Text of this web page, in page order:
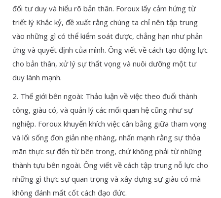
đổi tư duy và hiểu rõ bản thân. Foroux lấy cảm hứng từ
triết lý Khắc kỷ, đề xuất rằng chúng ta chỉ nên tập trung
vào những gì có thể kiểm soát được, chẳng hạn như phản
ứng và quyết định của mình. Ông viết về cách tạo động lực
cho bản thân, xử lý sự thất vọng và nuôi dưỡng một tư
duy lành mạnh.
2. Thế giới bên ngoài: Thảo luận về việc theo đuổi thành
công, giàu có, và quản lý các mối quan hệ cũng như sự
nghiệp. Foroux khuyến khích việc cân bằng giữa tham vọng
và lối sống đơn giản nhẹ nhàng, nhấn mạnh rằng sự thỏa
mãn thực sự đến từ bên trong, chứ không phải từ những
thành tựu bên ngoài. Ông viết về cách tập trung nỗ lực cho
những gì thực sự quan trọng và xây dựng sự giàu có mà
không đánh mất cốt cách đạo đức.